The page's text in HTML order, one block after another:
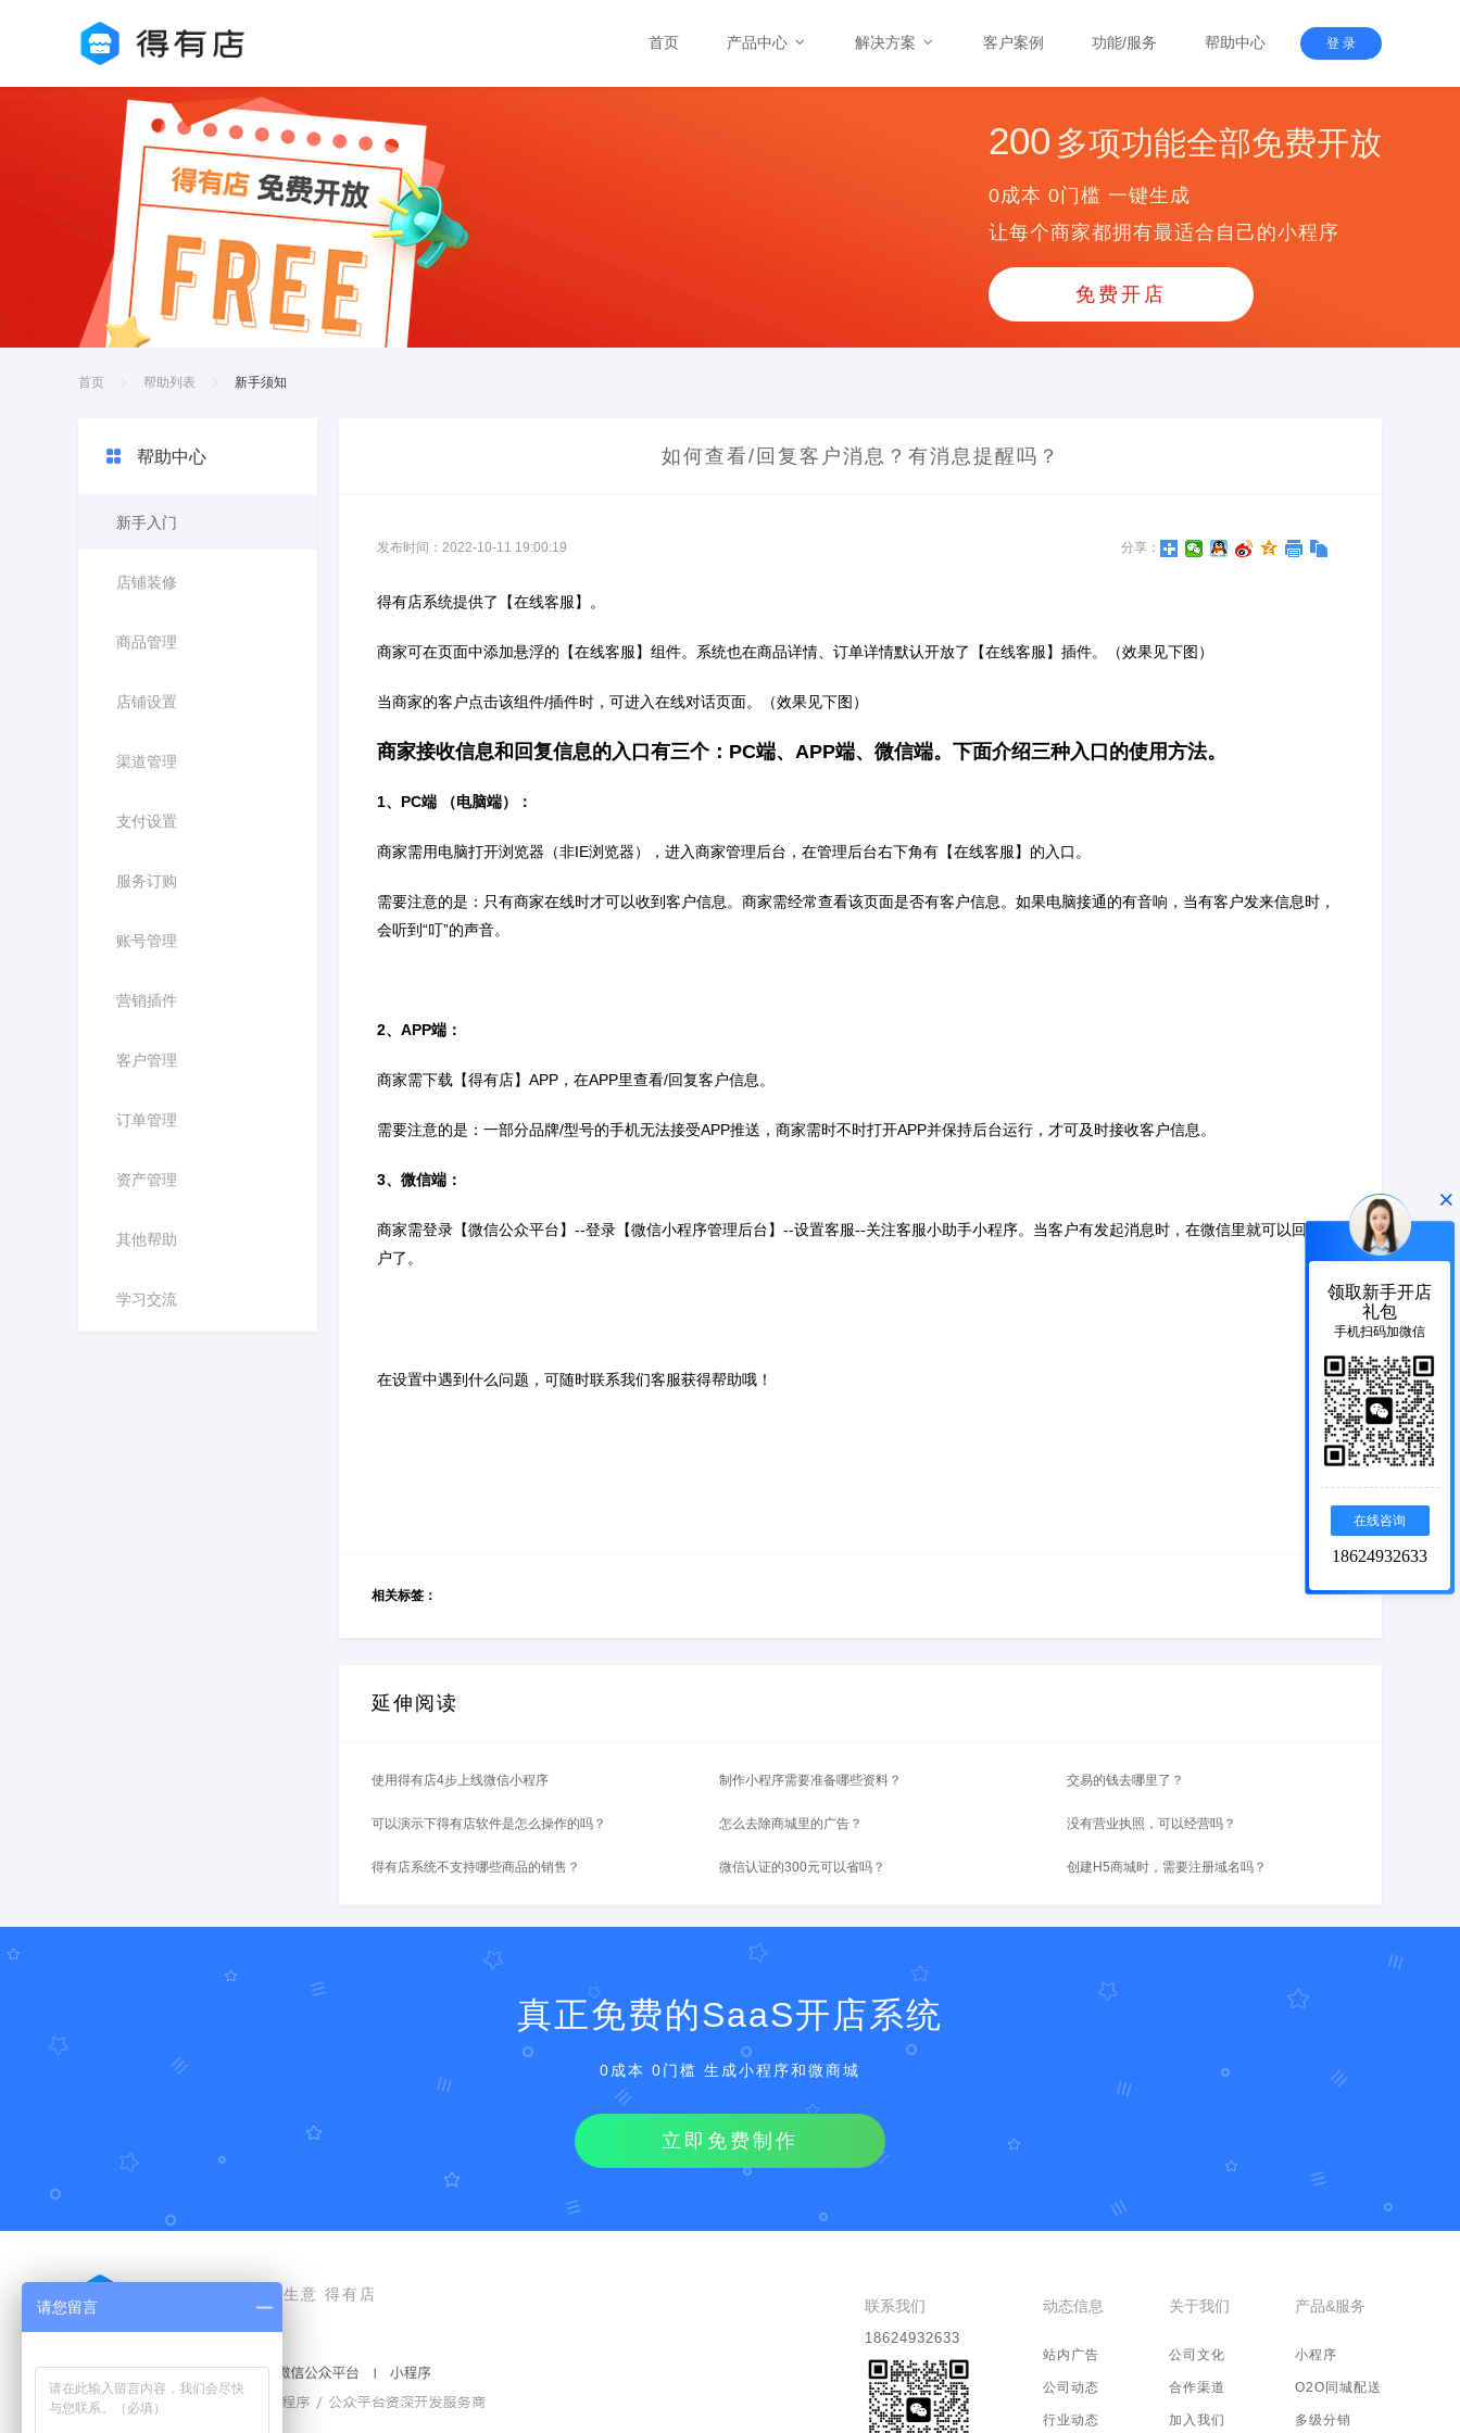
首页 产品中心 解决方案 客户案例 功能/服务 帮助中心 登 录
200 多项功能全部免费开放
0成本 0门槛 一键生成
让每个商家都拥有最适合自己的小程序
免费开店
首页 帮助列表 新手须知
帮助中心
新手入门
店铺装修
商品管理
店铺设置
渠道管理
支付设置
服务订购
账号管理
营销插件
客户管理
订单管理
资产管理
其他帮助
学习交流
如何查看/回复客户消息？有消息提醒吗？
发布时间：2022-10-11 19:00:19 分享：
得有店系统提供了【在线客服】。
商家可在页面中添加悬浮的【在线客服】组件。系统也在商品详情、订单详情默认开放了【在线客服】插件。（效果见下图）
当商家的客户点击该组件/插件时，可进入在线对话页面。（效果见下图）
商家接收信息和回复信息的入口有三个： PC端、 APP端、微信端。下面介绍三种入口的使用方法。
1、 PC端 （电脑端）：
商家需用电脑打开浏览器（非IE浏览器），进入商家管理后台，在管理后台右下角有【在线客服】的入口。
需要注意的是：只有商家在线时才可以收到客户信息。商家需经常查看该页面是否有客户信息。如果电脑接通的有音响，当有客户发来信息时，
会听到“叮”的声音。
2、 APP端：
商家需下载【得有店】 APP ，在APP里查看/回复客户信息。
需要注意的是：一部分品牌/型号的手机无法接受APP推送，商家需时不时打开APP并保持后台运行，才可及时接收客户信息。
3、微信端：
商家需登录【微信公众平台】 --登录【微信小程序管理后台】 --设置客服--关注客服小助手小程序。当客户有发起消息时，在微信里就可以回复客
户了。
在设置中遇到什么问题，可随时联系我们客服获得帮助哦！
相关标签：
延伸阅读
使用得有店4步上线微信小程序 制作小程序需要准备哪些资料？ 交易的钱去哪里了？
可以演示下得有店软件是怎么操作的吗？ 怎么去除商城里的广告？ 没有营业执照，可以经营吗？
得有店系统不支持哪些商品的销售？ 微信认证的300元可以省吗？ 创建H5商城时，需要注册域名吗？
真正免费的SaaS开店系统
0成本 0门槛 生成小程序和微商城
立即免费制作
好生意 得有店
联系我们
18624932633
动态信息
站内广告
公司动态
行业动态
关于我们
公司文化
合作渠道
加入我们
产品&服务
小程序
O2O同城配送
多级分销
×
领取新手开店
礼包
手机扫码加微信
在线咨询
18624932633
请您留言